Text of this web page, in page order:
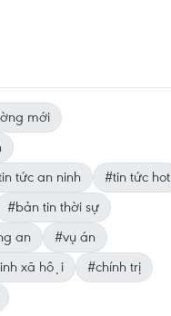
mới
tức an ninh
#tin tức hot
#bản tin thời sự
an
#vụ án
xã hội
#chính trị